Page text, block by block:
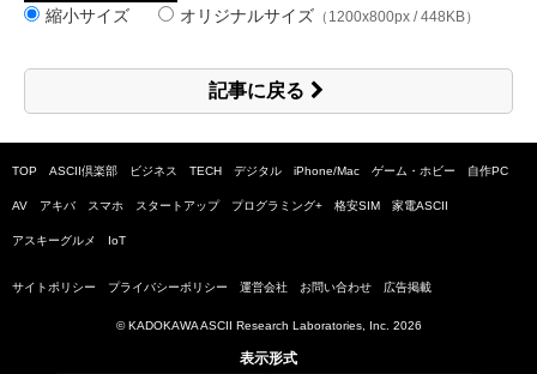
縮小サイズ オリジナルサイズ （1200x800px / 448KB）
記事に戻る
TOP ASCII倶楽部 ビジネス TECH デジタル iPhone/Mac ゲーム・ホビー 自作PC
AV アキバ スマホ スタートアップ プログラミング+ 格安SIM 家電ASCII
アスキーグルメ IoT
サイトポリシー プライバシーポリシー 運営会社 お問い合わせ 広告掲載
© KADOKAWA ASCII Research Laboratories, Inc. 2026
表示形式